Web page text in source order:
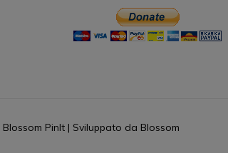
Blossom PinIt | Sviluppato da Blossom